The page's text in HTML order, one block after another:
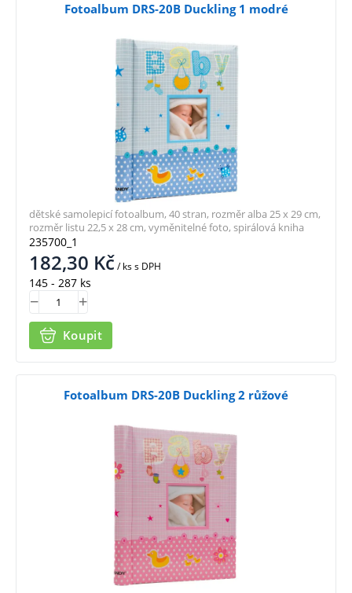
Fotoalbum DRS-20B Duckling 1 modré
235700_1
182,30 Kč/ kss DPH
145 - 287 ks
Koupit
dětské samolepicí fotoalbum, 40 stran, rozměr alba 25 x 29 cm,
rozměr listu 22,5 x 28 cm, vyměnitelné foto, spirálová kniha
Fotoalbum DRS-20B Duckling 2 růžové